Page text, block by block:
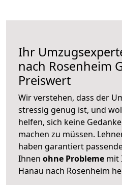
Ihr
nach Rosenheim
Preiswert
Wir verstehen, dass der
stressig genug ist, und
helfen, sich keine
machen zu müssen.
haben garantiert
Ihnen ohne Probleme mit
Hanau nach Rosenheim